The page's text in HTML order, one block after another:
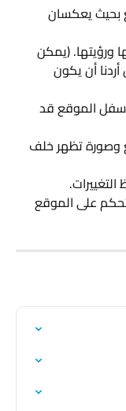
بحيث يعكسان
ورؤيتها. (يمكن
أن يكون
الموقع قد
وصورة تظهر خلف
على الموقع